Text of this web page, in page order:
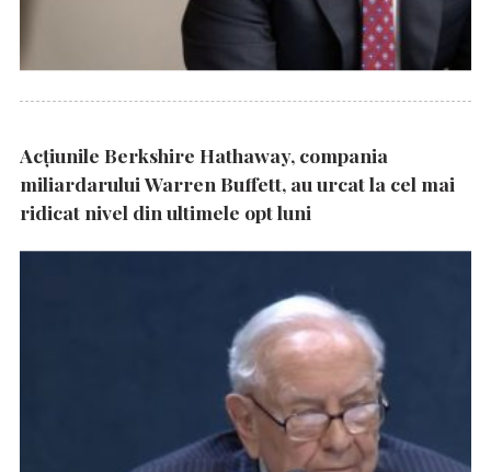
Acțiunile Berkshire Hathaway, compania
miliardarului Warren Buffett, au urcat la cel mai
ridicat nivel din ultimele opt luni